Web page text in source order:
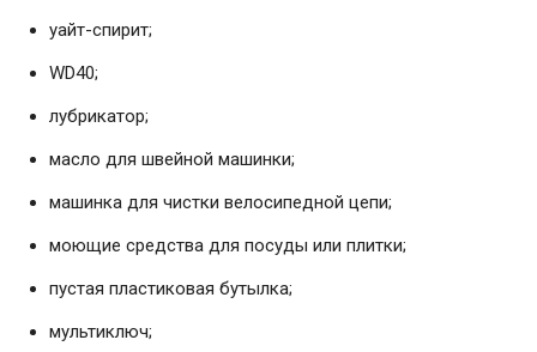
уайт-спирит;
WD40;
лубрикатор;
масло для швейной машинки;
машинка для чистки велосипедной цепи;
моющие средства для посуды или плитки;
пустая пластиковая бутылка;
мультиключ;